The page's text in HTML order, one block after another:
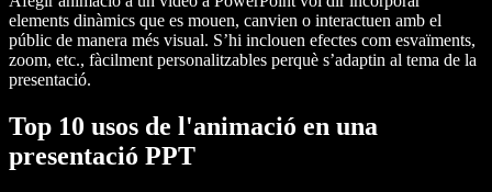
elements dinàmics que es mouen, canvien o interactuen amb el
públic de manera més visual. S’hi inclouen efectes com esvaïments,
zoom, etc., fàcilment personalitzables perquè s’adaptin al tema de la
presentació.
Top 10 usos de l'animació en una
presentació PPT